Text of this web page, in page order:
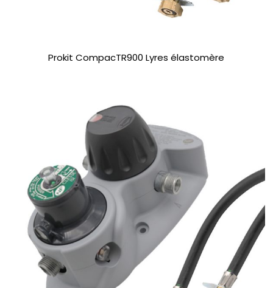
Prokit CompacTR900 Lyres élastomère